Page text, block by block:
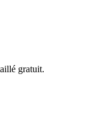
gratuit.